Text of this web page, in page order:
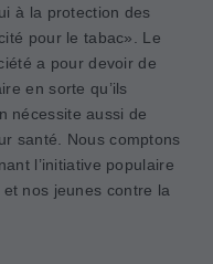
à la protection des
pour le tabac». Le
a pour devoir de
en sorte qu’ils
nécessite aussi de
santé. Nous comptons
l’initiative populaire
nos jeunes contre la